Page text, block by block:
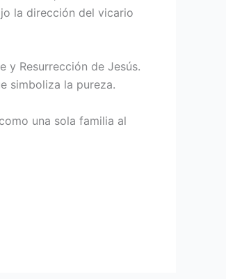
la dirección del vicario
y Resurrección de Jesús.
simboliza la pureza.
una sola familia al